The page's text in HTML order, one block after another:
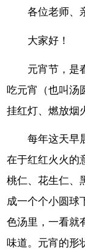
各位老师、
大家好！
元宵节，是
吃元宵（也叫汤
挂红灯、燃放烟
每年这天早
在于红红火火的
桃仁、花生仁、
成一个个小圆球
色汤里，一看就
味道。元宵的形